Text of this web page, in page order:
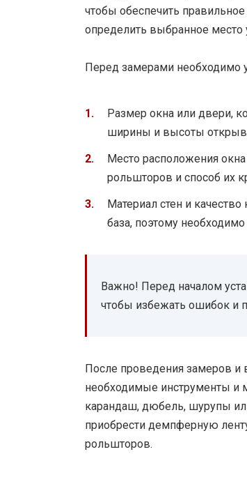
чтобы обеспечить
определить выбранное
Перед замерами необходимо
Размер окна или двери,
ширины и высоты
Место расположения
рольшторов и способ их
Материал стен и
база, поэтому
Важно! Перед началом
чтобы избежать ошибок и
После проведения замеров и
необходимые инструменты и
карандаш, дюбель, шурупы
приобрести демпферную
рольшторов.